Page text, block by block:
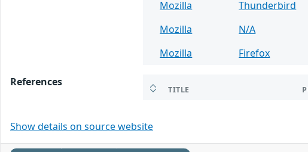
Mozilla
Thunderbird
Mozilla
N/A
Mozilla
Firefox
References
TITLE
Show details on source website